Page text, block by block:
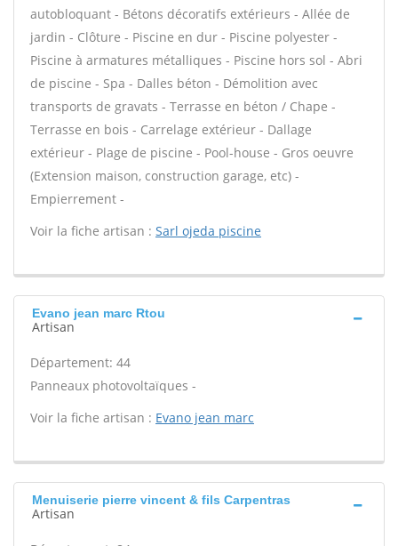
autobloquant - Bétons décoratifs extérieurs - Allée de
jardin - Clôture - Piscine en dur - Piscine polyester -
Piscine à armatures métalliques - Piscine hors sol - Abri
de piscine - Spa - Dalles béton - Démolition avec
transports de gravats - Terrasse en béton / Chape -
Terrasse en bois - Carrelage extérieur - Dallage
extérieur - Plage de piscine - Pool-house - Gros oeuvre
(Extension maison, construction garage, etc) -
Empierrement -
Voir la fiche artisan : Sarl ojeda piscine
Evano jean marc Rtou
Artisan
Département: 44
Panneaux photovoltaïques -
Voir la fiche artisan : Evano jean marc
Menuiserie pierre vincent & fils Carpentras
Artisan